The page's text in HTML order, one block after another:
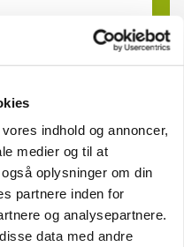
indhold og annoncer,
medier og til at
oplysninger om din
partnere inden for
og analysepartnere.
data med andre
NY 06. aug.
Henrik Haves
03. aug.